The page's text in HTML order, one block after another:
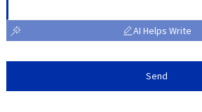
AI Helps Write
Send